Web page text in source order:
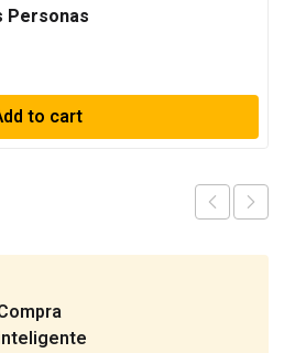
Personas
to cart